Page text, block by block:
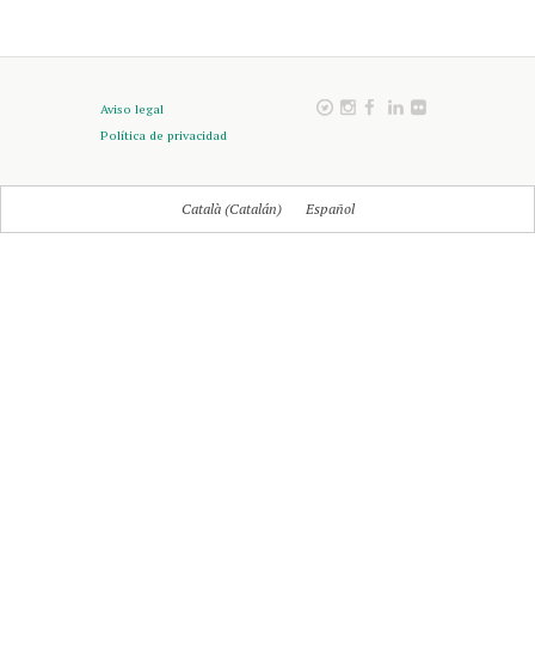
Aviso legal
Política de privacidad
Català(Catalán) Español